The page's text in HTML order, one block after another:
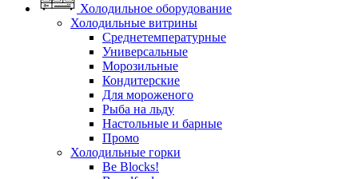
Холодильное оборудование
Холодильные витрины
Среднетемпературные
Универсальные
Морозильные
Кондитерские
Для мороженого
Рыба на льду
Настольные и барные
Промо
Холодильные горки
Be Blocks!